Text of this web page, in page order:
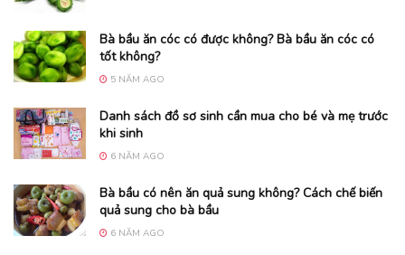
Bà bầu ăn cóc có được không? Bà bầu ăn cóc có
tốt không?
5 NĂM AGO
Danh sách đồ sơ sinh cần mua cho bé và mẹ trước
khi sinh
6 NĂM AGO
Bà bầu có nên ăn quả sung không? Cách chế biến
quả sung cho bà bầu
6 NĂM AGO